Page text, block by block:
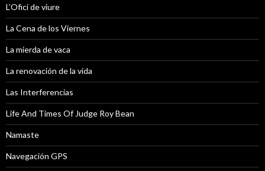
L’Ofici de viure
La Cena de los Viernes
La mierda de vaca
La renovación de la vida
Las Interferencias
Life And Times Of Judge Roy Bean
Namaste
Navegación GPS